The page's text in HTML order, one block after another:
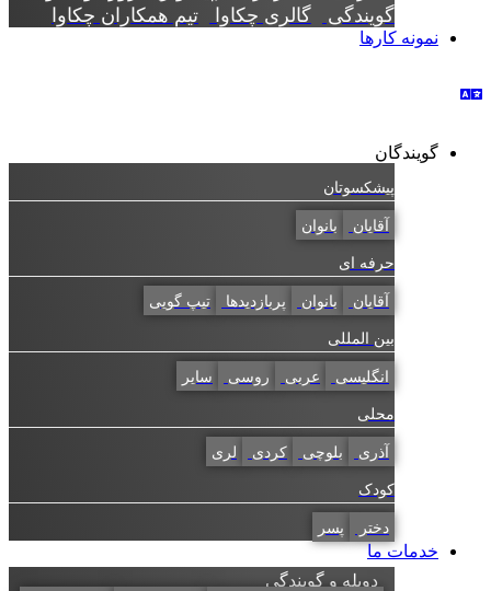
گویندگی گالری چکاوا تیم همکاران چکاوا
نمونه کارها
گویندگان
پیشکسوتان
بانوان
حرفه ای
بانوان پربازدیدها تیپ گویی
بین المللی
انگلیسی عربی روسی سایر
محلی
بلوچی کردی لری
کودک
پسر
خدمات ما
دوبله و گویندگی